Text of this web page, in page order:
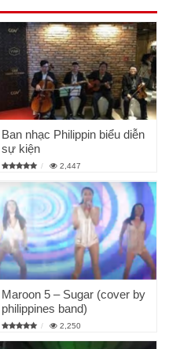
Ban nhạc Philippin biểu diễn
sự kiện
2,447
Maroon 5 – Sugar (cover by
philippines band)
2,250